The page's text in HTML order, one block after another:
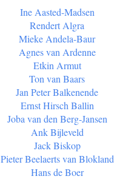
Ine Aasted-Madsen
Rendert Algra
Mieke Andela-Baur
Agnes van Ardenne
Etkin Armut
Ton van Baars
Jan Peter Balkenende
Ernst Hirsch Ballin
Joba van den Berg-Jansen
Ank Bijleveld
Jack Biskop
Pieter Beelaerts van Blokland
Hans de Boer